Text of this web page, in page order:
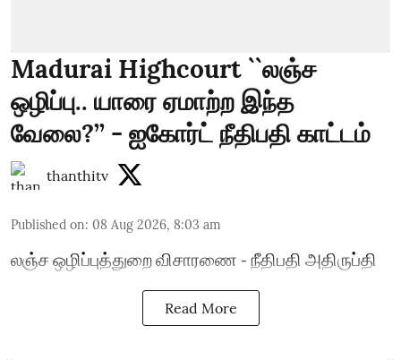
Madurai Highcourt ``லஞ்ச
ஒழிப்பு.. யாரை ஏமாற்ற இந்த
வேலை?’’ - ஐகோர்ட் நீதிபதி காட்டம்
thanthitv
Published on: 08 Aug 2026, 8:03 am
லஞ்ச ஒழிப்புத்துறை விசாரணை - நீதிபதி அதிருப்தி
Read More